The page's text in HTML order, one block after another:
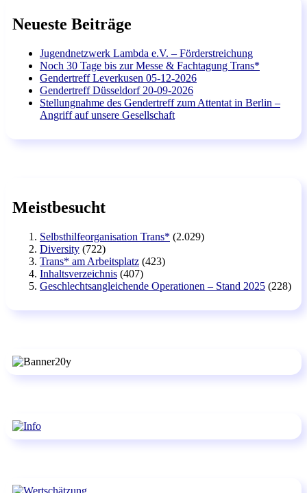
Neueste Beiträge
Jugendnetzwerk Lambda e.V. – Förderstreichung
Noch 30 Tage bis zur Messe & Fachtagung Trans*
Gendertreff Leverkusen 05-12-2026
Gendertreff Düsseldorf 20-09-2026
Stellungnahme des Gendertreff zum Attentat in Berlin –
Angriff auf unsere Gesellschaft
Meistbesucht
Selbsthilfeorganisation Trans* (2.029)
Diversity (722)
Trans* am Arbeitsplatz (423)
Inhaltsverzeichnis (407)
Geschlechtsangleichende Operationen – Stand 2025 (228)